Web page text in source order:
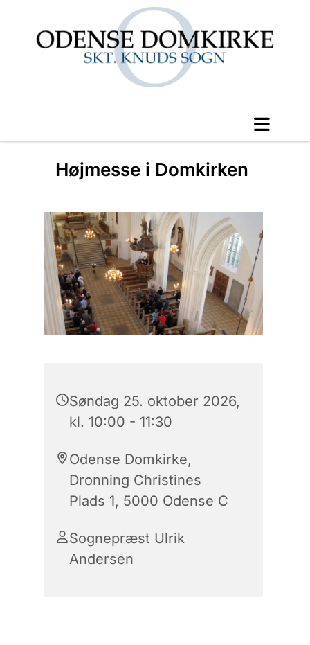
Højmesse i Domkirken
Søndag 25. oktober 2026,
kl. 10:00 - 11:30
Odense Domkirke,
Dronning Christines
Plads 1, 5000 Odense C
Sognepræst Ulrik
Andersen